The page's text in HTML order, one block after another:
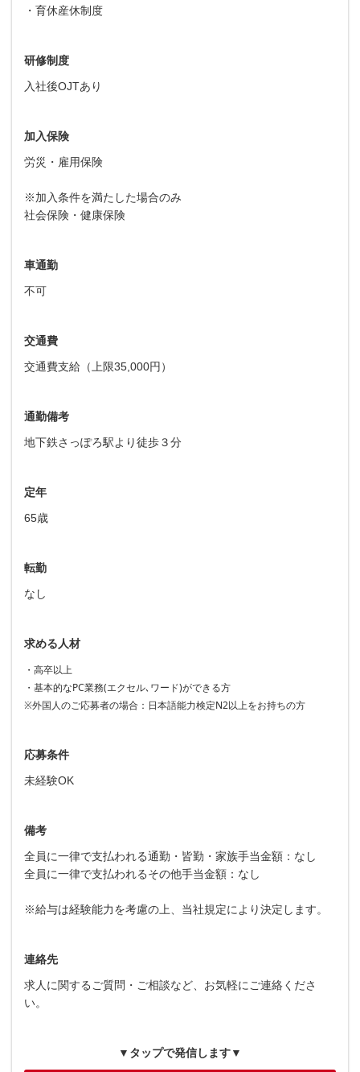
・育休産休制度
研修制度
入社後OJTあり
加入保険
労災・雇用保険
※加入条件を満たした場合のみ
社会保険・健康保険
車通勤
不可
交通費
交通費支給（上限35,000円）
通勤備考
地下鉄さっぽろ駅より徒歩３分
定年
65歳
転勤
なし
求める人材
・高卒以上
・基本的なPC業務(エクセル､ワード)ができる方
※外国人のご応募者の場合：日本語能力検定N2以上をお持ちの方
応募条件
未経験OK
備考
全員に一律で支払われる通勤・皆勤・家族手当金額：なし
全員に一律で支払われるその他手当金額：なし
※給与は経験能力を考慮の上、当社規定により決定します。
連絡先
求人に関するご質問・ご相談など、お気軽にご連絡くださ
い。
▼タップで発信します▼